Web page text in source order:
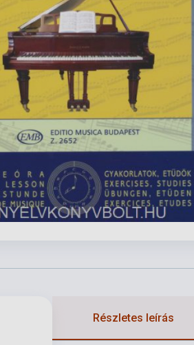
Részletes leírás